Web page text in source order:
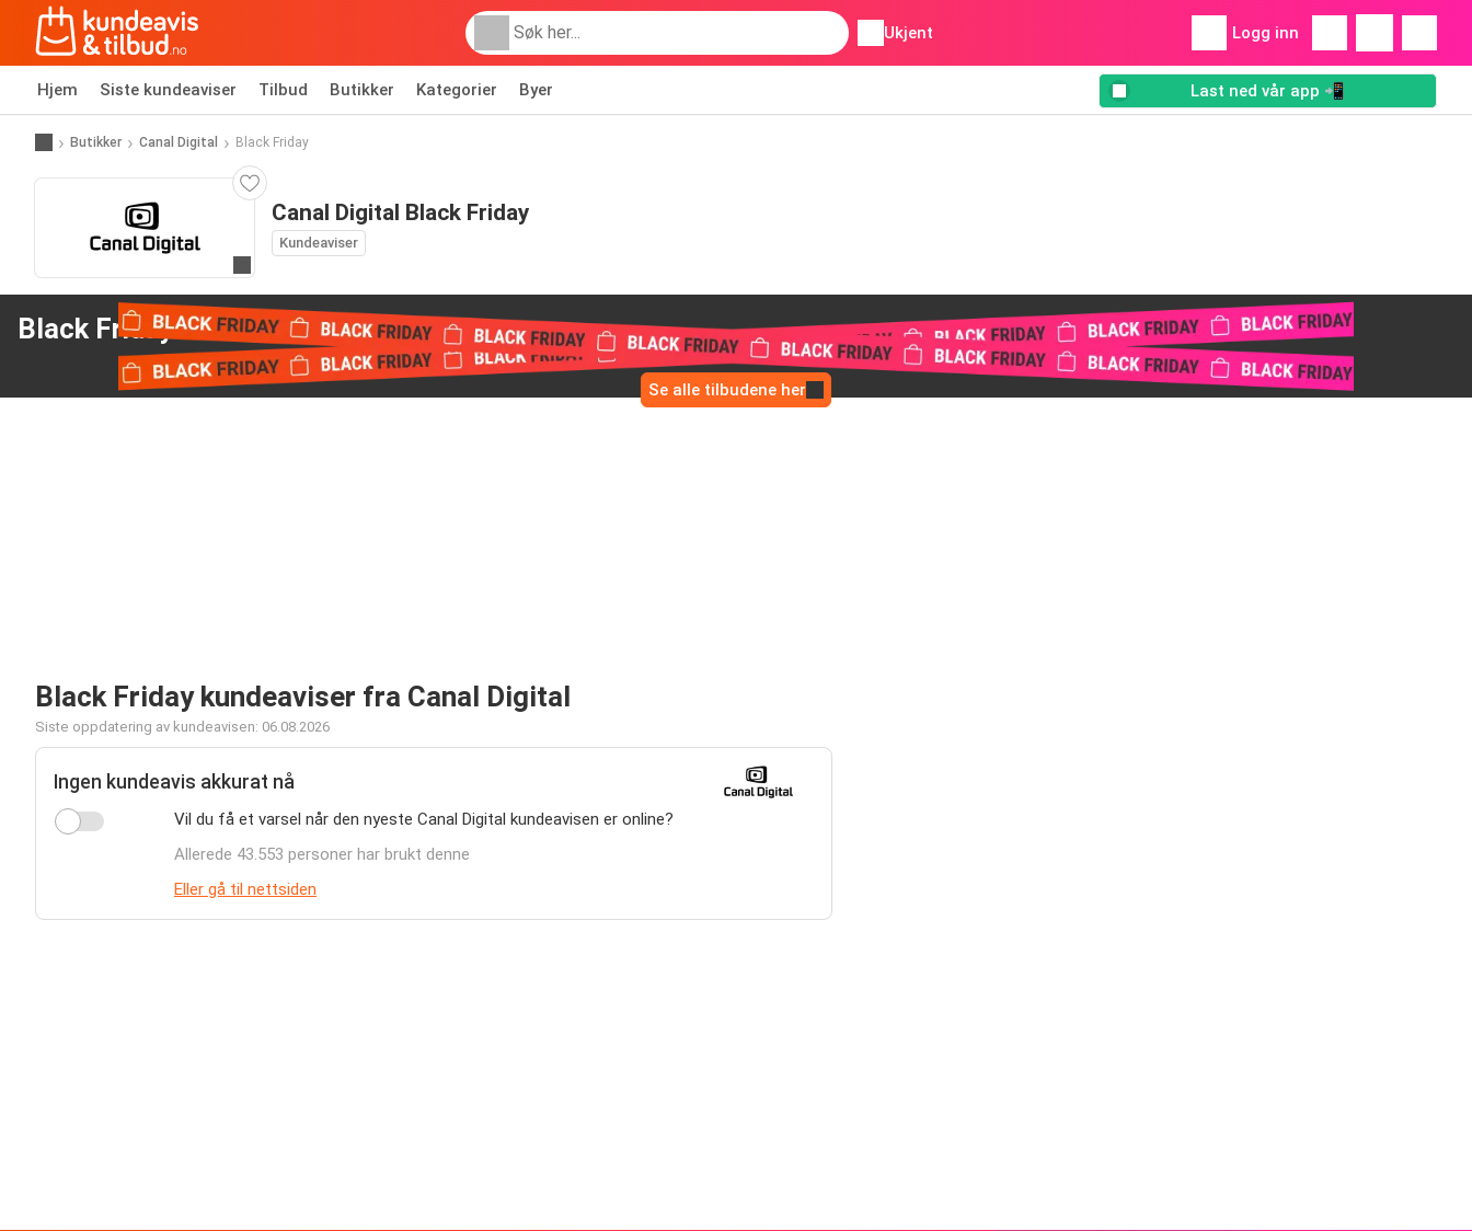
Ukjent Logg inn
Hjem Siste kundeaviser Tilbud Butikker Kategorier Byer Last ned vår app 📲
Butikker Canal Digital Black Friday
Canal Digital Black Friday
Kundeaviser
Black Friday tilbudfra Canal Digital
Se alle tilbudene her
Black Friday kundeaviser fra Canal Digital
Siste oppdatering av kundeavisen: 06.08.2026
Ingen kundeavis akkurat nå
Vil du få et varsel når den nyeste Canal Digital kundeavisen er online?
Allerede 43.553 personer har brukt denne
Eller gå til nettsiden